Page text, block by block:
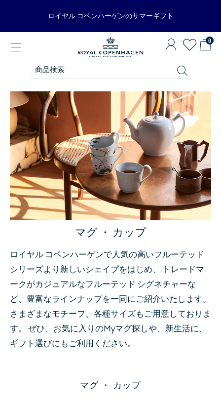
ロイヤル コペンハーゲンのサマーギフト
0
マグ ・ カップ
ロイヤル コペンハーゲンで人気の高いフルーテッド
シリーズより新しいシェイプをはじめ、 トレードマ
ークがカジュアルなフルーテッド シグネチャーな
ど、豊富なラインナップを一同にご紹介いたします。
さまざまなモチーフ、各種サイズもご用意しておりま
す。 ぜひ、お気に入りのMyマグ探しや、新生活に、
ギフト選びにもご利用ください。
マグ ・ カップ